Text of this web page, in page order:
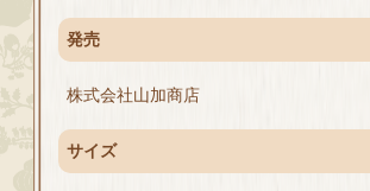
発売
株式会社山加商店
サイズ